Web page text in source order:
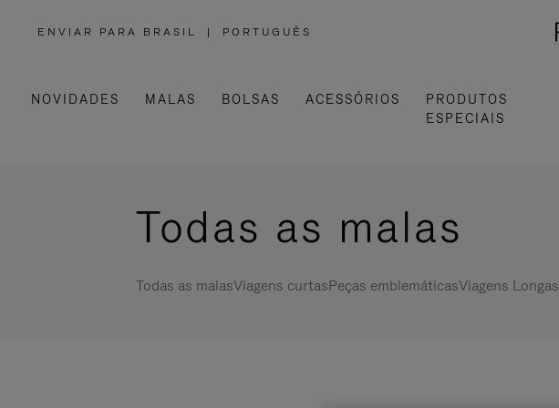
ENVIAR PARA BRASIL
,
LOCALIZAÇÃO
| PORTUGUÊS
NOVIDADES MALAS BOLSAS ACESSÓRIOS
PRODUTOS
ESPECIAIS
Todas as malas
Todas as malasViagens curtasPeças emblemáticasViagens Longas